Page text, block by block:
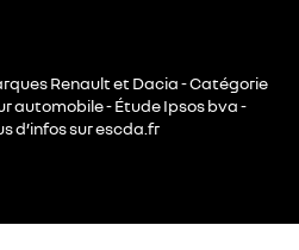
Renault et Dacia - Catégorie
automobile - Étude Ipsos bva -
d’infos sur escda.fr